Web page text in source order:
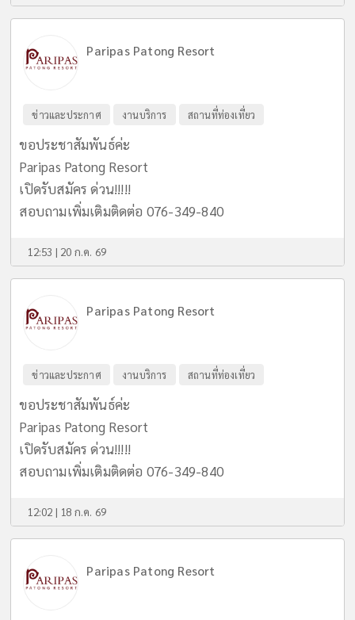
Paripas Patong Resort
ข่าวและประกาศ งานบริการ สถานที่ท่องเที่ยว
ขอประชาสัมพันธ์ค่ะ
Paripas Patong Resort
เปิดรับสมัคร ด่วน!!!!!
สอบถามเพิ่มเติมติดต่อ 076-349-840
12:53 | 20 ก.ค. 69
Paripas Patong Resort
ข่าวและประกาศ งานบริการ สถานที่ท่องเที่ยว
ขอประชาสัมพันธ์ค่ะ
Paripas Patong Resort
เปิดรับสมัคร ด่วน!!!!!
สอบถามเพิ่มเติมติดต่อ 076-349-840
12:02 | 18 ก.ค. 69
Paripas Patong Resort